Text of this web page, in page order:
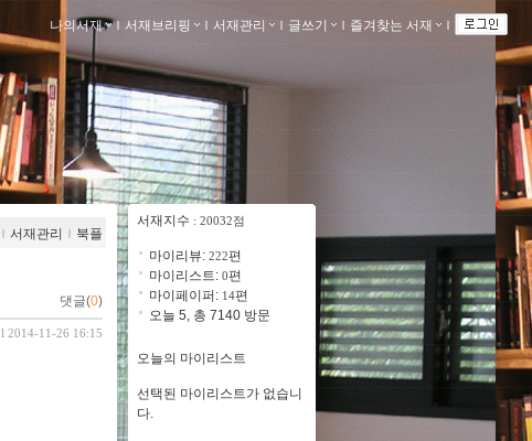
나의서재 ｌ 서재브리핑 ｌ 서재관리 ｌ 글쓰기 ｌ 즐겨찾는 서재 ｌ
ｌ 서재관리 ｌ 북플
댓글(0)
l 2014-11-26 16:15
서재지수 : 20032점
마이리뷰: 222편
마이리스트: 0편
마이페이퍼: 14편
오늘 5, 총 7140 방문
오늘의 마이리스트
선택된 마이리스트가 없습니
다.